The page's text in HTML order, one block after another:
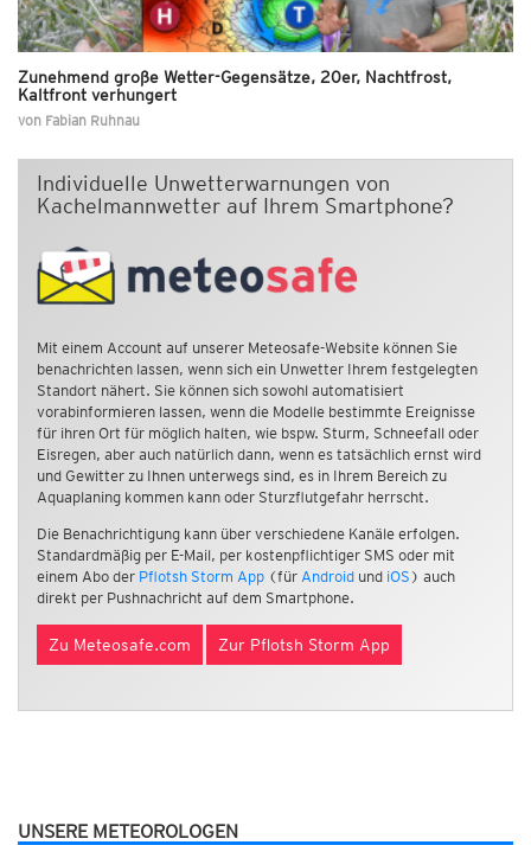
Zunehmend große Wetter-Gegensätze, 20er, Nachtfrost,
Kaltfront verhungert
von Fabian Ruhnau
Individuelle Unwetterwarnungen von
Kachelmannwetter auf Ihrem Smartphone?
Mit einem Account auf unserer Meteosafe-Website können Sie
benachrichten lassen, wenn sich ein Unwetter Ihrem festgelegten
Standort nähert. Sie können sich sowohl automatisiert
vorabinformieren lassen, wenn die Modelle bestimmte Ereignisse
für ihren Ort für möglich halten, wie bspw. Sturm, Schneefall oder
Eisregen, aber auch natürlich dann, wenn es tatsächlich ernst wird
und Gewitter zu Ihnen unterwegs sind, es in Ihrem Bereich zu
Aquaplaning kommen kann oder Sturzflutgefahr herrscht.
Die Benachrichtigung kann über verschiedene Kanäle erfolgen.
Standardmäßig per E-Mail, per kostenpflichtiger SMS oder mit
einem Abo der Pflotsh Storm App (für Android und iOS ) auch
direkt per Pushnachricht auf dem Smartphone.
Zu Meteosafe.com Zur Pflotsh Storm App
UNSERE METEOROLOGEN